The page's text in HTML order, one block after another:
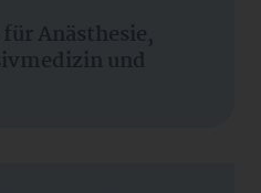
Anästhesie,
und